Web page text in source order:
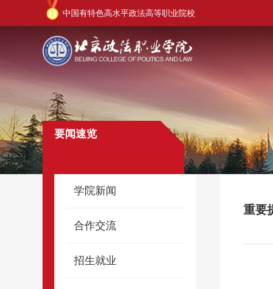
中国有特色高水平政法高等职业院校
要闻速览
学院新闻
合作交流
招生就业
重要